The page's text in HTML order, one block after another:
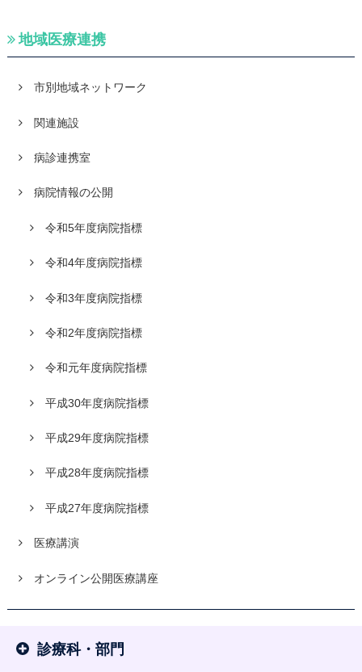
地域医療連携
市別地域ネットワーク
関連施設
病診連携室
病院情報の公開
令和5年度病院指標
令和4年度病院指標
令和3年度病院指標
令和2年度病院指標
令和元年度病院指標
平成30年度病院指標
平成29年度病院指標
平成28年度病院指標
平成27年度病院指標
医療講演
オンライン公開医療講座
診療科・部門